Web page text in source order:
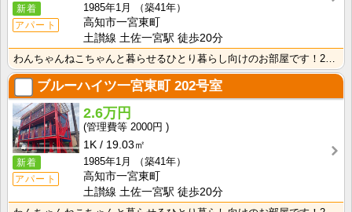
新着
アパート
1985年1月
（築41年）
高知市一宮東町
土讃線 土佐一宮駅 徒歩20分
ブルーハイツ一宮東町 202号室
新着
アパート
2.6万円
2000円
1K
19.03㎡
1985年1月
（築41年）
高知市一宮東町
土讃線 土佐一宮駅 徒歩20分